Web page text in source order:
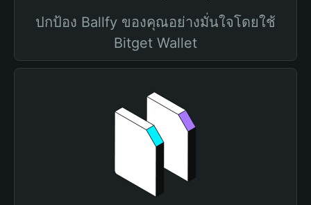
ปกป้อง Ballfy ของคุณอย่างมั่นใจโดยใช้
Bitget Wallet